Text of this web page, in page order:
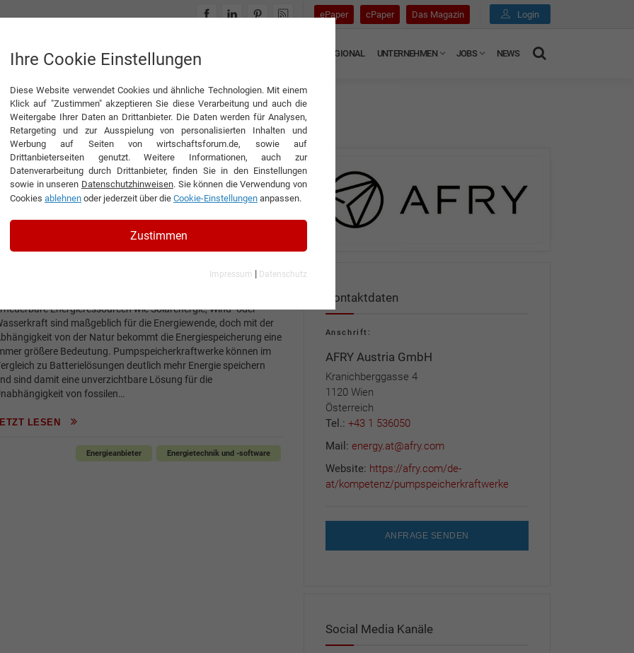
ePaper cPaper Das Magazin Login
INTERVIEWS REGIONAL UNTERNEHMEN JOBS NEWS
GmbH
Interview
Interview mit Ernst Zeller, Geschäftsführer der AFRY Austria
Speicher für die Energiewende
Energieressourcen wie Solarenergie, Wind- oder
sind maßgeblich für die Energiewende, doch mit der
von der Natur bekommt die Energiespeicherung eine
größere Bedeutung. Pumpspeicherkraftwerke können im
zu Batterielösungen deutlich mehr Energie speichern
sind damit eine unverzichtbare Lösung für die
von fossilen…
LESEN
Energieanbieter Energietechnik und -software
Kontaktdaten
Anschrift:
AFRY Austria GmbH
Kranichberggasse 4
1120 Wien
Österreich
Tel.: +43 1 536050
Mail: energy.at@afry.com
Website: https://afry.com/de-
at/kompetenz/pumpspeicherkraftwerke
ANFRAGE SENDEN
Social Media Kanäle
Ihre Cookie Einstellungen
Diese Website verwendet Cookies und ähnliche Technologien. Mit einem
Klick auf "Zustimmen" akzeptieren Sie diese Verarbeitung und auch die
Weitergabe Ihrer Daten an Drittanbieter. Die Daten werden für Analysen,
Retargeting und zur Ausspielung von personalisierten Inhalten und
Werbung auf Seiten von wirtschaftsforum.de, sowie auf
Drittanbieterseiten genutzt. Weitere Informationen, auch zur
Datenverarbeitung durch Drittanbieter, finden Sie in den Einstellungen
sowie in unseren Datenschutzhinweisen. Sie können die Verwendung von
Cookies ablehnen oder jederzeit über die Cookie-Einstellungen anpassen.
Zustimmen
Impressum | Datenschutz